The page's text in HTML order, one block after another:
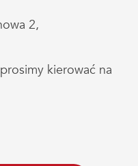
2,
kierować na